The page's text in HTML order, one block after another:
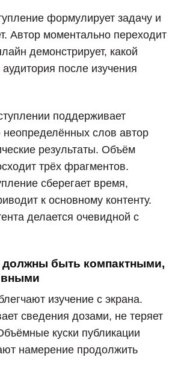
формулирует задачу и
Автор моментально переходит
демонстрирует, какой
после изучения
поддерживает
неопределённых слов автор
результаты. Объём
трёх фрагментов.
сберегает время,
к основному контенту.
делается очевидной с
быть компактными,
изучение с экрана.
сведения дозами, не теряет
куски публикации
намерение продолжить